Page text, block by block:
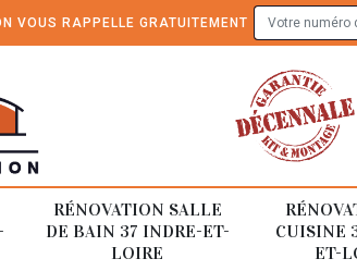
VOUS RAPPELLE GRATUITEMENT
RÉNOVATION SALLE
DE BAIN 37 INDRE-ET-
LOIRE
CUISINE
ET-